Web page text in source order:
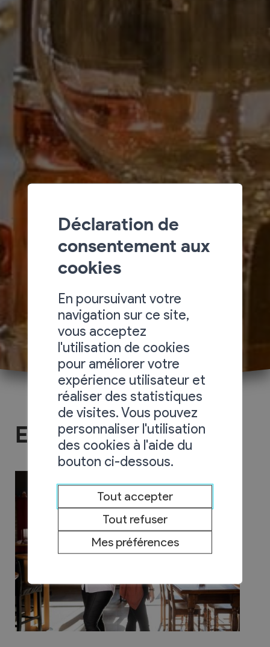
Espace Ardévine SA
Déclaration de
consentement aux
cookies
En poursuivant votre
navigation sur ce site,
vous acceptez
l'utilisation de cookies
pour améliorer votre
expérience utilisateur et
réaliser des statistiques
de visites. Vous pouvez
personnaliser l'utilisation
des cookies à l'aide du
bouton ci-dessous.
Tout accepter
Tout refuser
Mes préférences